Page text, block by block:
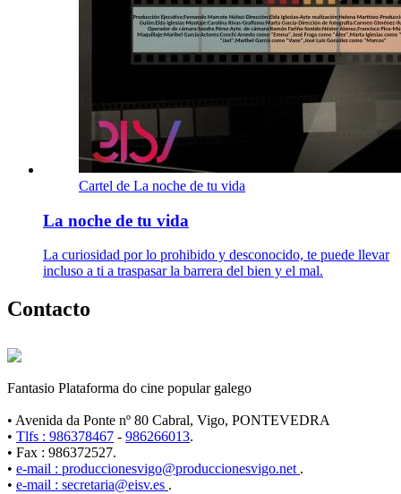
Cartel de La noche de tu vida
La noche de tu vida
La curiosidad por lo prohibido y desconocido, te puede llevar
incluso a ti a traspasar la barrera del bien y el mal.
Contacto
Fantasio Plataforma do cine popular galego
• Avenida da Ponte nº 80 Cabral, Vigo, PONTEVEDRA
• Tlfs : 986378467 - 986266013.
• Fax : 986372527.
• e-mail : produccionesvigo@produccionesvigo.net .
• e-mail : secretaria@eisv.es .